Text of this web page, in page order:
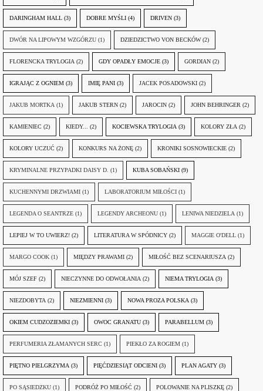
DARINGHAM HALL (3) DOBRE MYŚLI (4) DRIVEN (3)
DWÓR NA LIPOWYM WZGÓRZU (1) DZIEDZICTWO VON BECKÓW (2)
FLORENCKA TRYLOGIA (2) GDY OPADŁY EMOCJE (3) GORDIAN (2)
IGRAJĄC Z OGNIEM (3) IMIĘ PANI (3) JACEK POSADOWSKI (2)
JAKUB MORTKA (1) JAKUB STERN (2) JAROCIN (2) JOHN BEHRINGER (2)
KAMIENIEC (2) KIEDY... (2) KOCIEWSKA TRYLOGIA (3) KOLORY ZŁA (2)
KOLORY UCZUĆ (2) KONKURS NA ŻONĘ (2) KRONIKI SOSNOWIECKIE (2)
KRYMINALNE PRZYPADKI DAISY D. (1) KUBA SOBAŃSKI (9)
KUCHENNYMI DRZWIAMI (1) LABORATORIUM MIŁOŚCI (1)
LEGENDA O SEANTRZE (1) LEGENDY ARCHEONU (1) LENIWA NIEDZIELA (1)
LEPIEJ W TO UWIERZ! (2) LITERATURA W SPÓDNICY (2) MAGGIE O'DELL (1)
MARGO COOK (1) MIĘDZY PRAWAMI (2) MIŁOŚĆ BEZ SCENARIUSZA (2)
MÓJ SZEF (2) NIECZYNNE DO ODWOŁANIA (2) NIEMA TRYLOGIA (3)
NIEZDOBYTA (2) NIEZMIENNI (3) NOWA PROZA POLSKA (3)
OKIEM CUDZOZIEMKI (3) OWOC GRANATU (3) PARABELLUM (3)
PERFUMERIA ZŁAMANYCH SERC (1) PIEKŁO ZA ROGIEM (1)
PIĘTNO PIELGRZYMA (3) PIĘĆDZIESIĄT ODCIENI (3) PLAN AGATY (3)
PO SĄSIEDZKU (1) PODRÓŻ PO MIŁOŚĆ (2) POLOWANIE NA PLISZKĘ (2)